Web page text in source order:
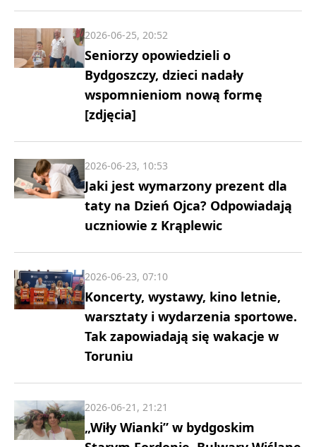
Seniorzy opowiedzieli o
Bydgoszczy, dzieci nadały
wspomnieniom nową formę
[zdjęcia]
2026-06-25, 20:52
Jaki jest wymarzony prezent dla
taty na Dzień Ojca? Odpowiadają
uczniowie z Krąplewic
2026-06-23, 10:53
Koncerty, wystawy, kino letnie,
warsztaty i wydarzenia sportowe.
Tak zapowiadają się wakacje w
Toruniu
2026-06-23, 07:10
„Wiły Wianki” w bydgoskim
2026-06-21, 21:21